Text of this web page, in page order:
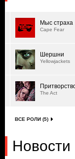
Мыс страха
Cape Fear
Шершни
Yellowjackets
The Act
ВСЕ РОЛИ (5)
Новости